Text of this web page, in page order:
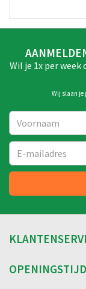
Wil je 1x per
Wij slaan je